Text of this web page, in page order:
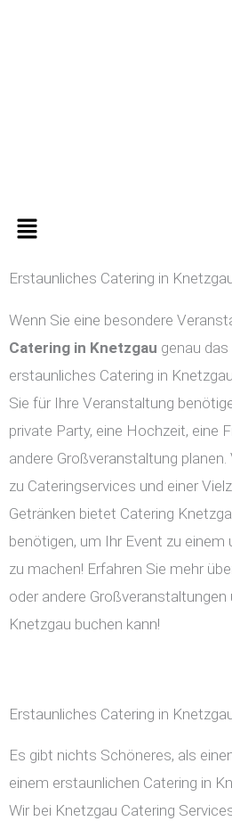
Menü
Erstaunliches Catering in
Wenn Sie eine besondere
Catering in Knetzgau genau
erstaunliches Catering in
Sie für Ihre Veranstaltung
private Party, eine Hochzeit, eine
andere Großveranstaltung
zu Cateringservices und einer
Getränken bietet Catering
benötigen, um Ihr Event zu einem
zu machen! Erfahren Sie mehr
oder andere
Knetzgau buchen kann!
Erstaunliches Catering in
Es gibt nichts Schöneres, als
einem erstaunlichen Catering in
Wir bei Knetzgau Catering